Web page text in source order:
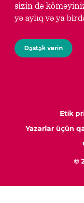
sizin də
yə aylıq və ya
Dəstək verin
Etik
Yazarlar üçün
©